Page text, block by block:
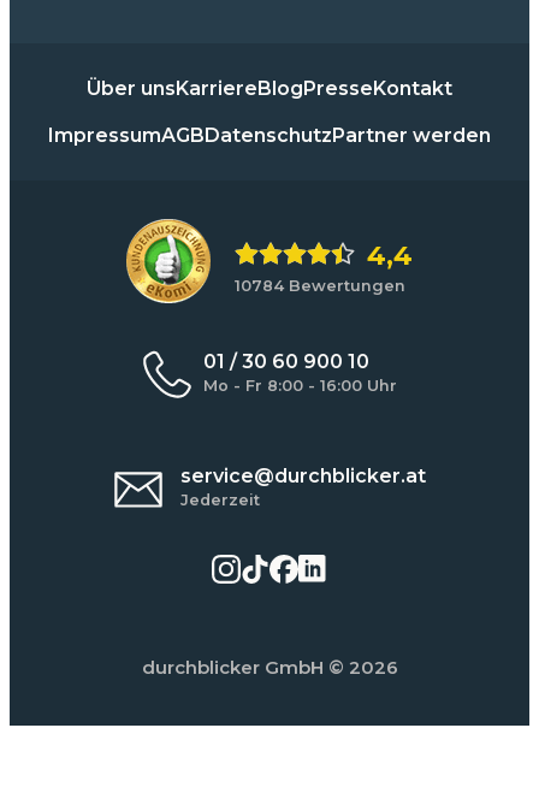
Über uns Karriere Blog Presse Kontakt
ImpressumAGB Datenschutz Partner werden
4,4
10784 Bewertungen
01 / 30 60 900 10
Mo - Fr 8:00 - 16:00 Uhr
service@durchblicker.at
Jederzeit
durchblicker GmbH © 2026